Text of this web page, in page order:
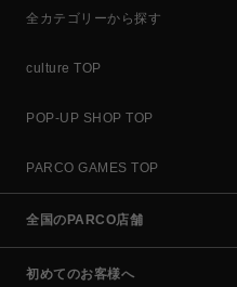
全カテゴリーから探す
culture TOP
POP-UP SHOP TOP
PARCO GAMES TOP
全国のPARCO店舗
初めてのお客様へ